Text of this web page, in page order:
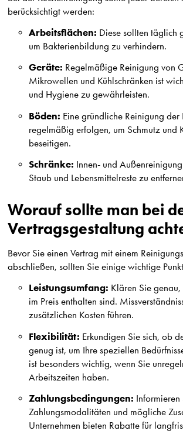
berücksichtigt werden:
Arbeitsflächen: Diese sollten täglich
um Bakterienbildung zu verhindern.
Geräte: Regelmäßige Reinigung von
Mikrowellen und Kühlschränken ist
und Hygiene zu gewährleisten.
Böden: Eine gründliche Reinigung der
regelmäßig erfolgen, um Schmutz und
beseitigen.
Schränke: Innen- und
Staub und Lebensmittelreste zu
Worauf sollte man bei
Vertragsgestaltung
Bevor Sie einen Vertrag mit einem
abschließen, sollten Sie einige wichtige
Leistungsumfang: Klären Sie genau,
im Preis enthalten sind.
zusätzlichen Kosten führen.
Flexibilität: Erkundigen Sie sich, ob
genug ist, um Ihre speziellen
ist besonders wichtig, wenn Sie
Arbeitszeiten haben.
Zahlungsbedingungen: Informieren
Zahlungsmodalitäten und mögliche
Unternehmen bieten Rabatte für